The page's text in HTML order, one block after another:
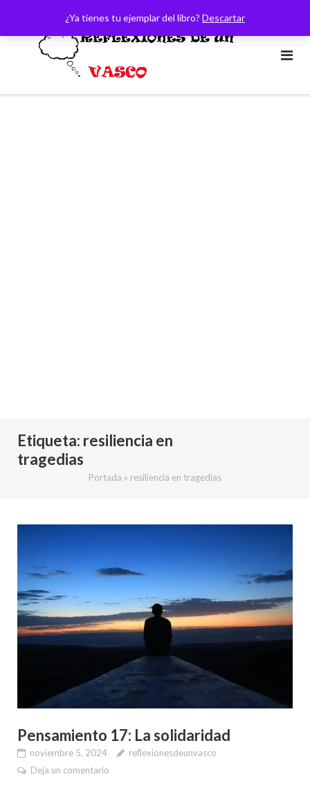
¿Ya tienes tu ejemplar del libro? Descartar
contenido
Etiqueta: resiliencia en
tragedias
Portada » resiliencia en tragedias
Pensamiento 17: La solidaridad
noviembre 5, 2024
reflexionesdeunvasco
Deja un comentario